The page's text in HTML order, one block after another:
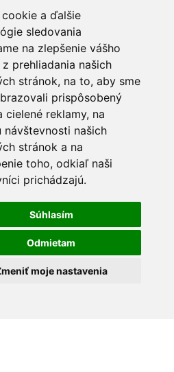
a ďalšie
sledovania
na zlepšenie vášho
prehliadania našich
stránok, na to, aby sme
prispôsobený
cielené reklamy, na
návštevnosti našich
stránok a na
toho, odkiaľ naši
prichádzajú.
Súhlasím
Odmietam
moje nastavenia
starostlivosti, ani k jej
k jej nahrádzaniu. O
oblasti zdravia, vhodnosti
prezentovaných na
Váš zdravotný
vždy vopred poraďte
lekárom, a to najmä ak ste
tehotenstva. Bez
a odporúčaní
Vaším ošetrujúcim
a odporúčania neaplikujte.